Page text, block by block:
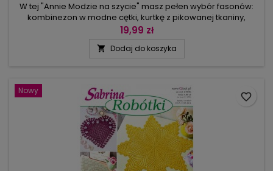
W tej "Annie Modzie na szycie" masz pełen wybór fasonów:
kombinezon w modne cętki, kurtkę z pikowanej tkaniny,
pelerynę w stylu trencza, spodnie z nakładką na rozporku i z
koszule. Wśród wykrojów znajdziesz bluzę z kapturem – ten
19,99 zł
 Dodaj do koszyka
Nowy
favorite_border